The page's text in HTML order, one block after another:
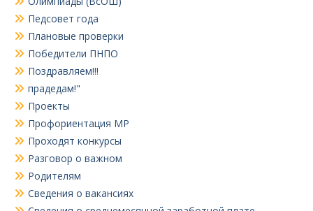
Педсовет года
Плановые проверки
Победители ПНПО
Поздравляем!!!
прадедам!"
Проекты
Профориентация МР
Проходят конкурсы
Разговор о важном
Родителям
Сведения о вакансиях